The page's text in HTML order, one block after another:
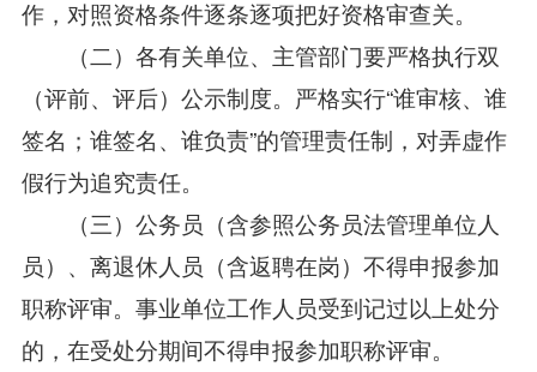
作，对照资格条件逐条逐项把好资格审查关。
（二）各有关单位、主管部门要严格执行双
（评前、评后）公示制度。严格实行“谁审核、谁
签名；谁签名、谁负责”的管理责任制，对弄虚作
假行为追究责任。
（三）公务员（含参照公务员法管理单位人
员）、离退休人员（含返聘在岗）不得申报参加
职称评审。事业单位工作人员受到记过以上处分
的，在受处分期间不得申报参加职称评审。